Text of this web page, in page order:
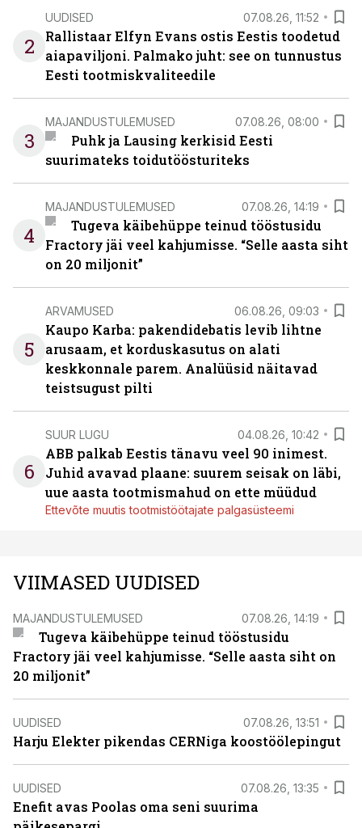
2
UUDISED 07.08.26, 11:52
Rallistaar Elfyn Evans ostis Eestis toodetud
aiapaviljoni. Palmako juht: see on tunnustus
Eesti tootmiskvaliteedile
3
MAJANDUSTULEMUSED 07.08.26, 08:00
Puhk ja Lausing kerkisid Eesti
suurimateks toidutöösturiteks
4
MAJANDUSTULEMUSED 07.08.26, 14:19
Tugeva käibehüppe teinud tööstusidu
Fractory jäi veel kahjumisse. “Selle aasta siht
on 20 miljonit”
5
ARVAMUSED 06.08.26, 09:03
Kaupo Karba: pakendidebatis levib lihtne
arusaam, et korduskasutus on alati
keskkonnale parem. Analüüsid näitavad
teistsugust pilti
6
SUUR LUGU 04.08.26, 10:42
ABB palkab Eestis tänavu veel 90 inimest.
Juhid avavad plaane: suurem seisak on läbi,
uue aasta tootmismahud on ette müüdud
Ettevõte muutis tootmistöötajate palgasüsteemi
VIIMASED UUDISED
MAJANDUSTULEMUSED 07.08.26, 14:19
Tugeva käibehüppe teinud tööstusidu
Fractory jäi veel kahjumisse. “Selle aasta siht on
20 miljonit”
UUDISED 07.08.26, 13:51
Harju Elekter pikendas CERNiga koostöölepingut
UUDISED 07.08.26, 13:35
Enefit avas Poolas oma seni suurima